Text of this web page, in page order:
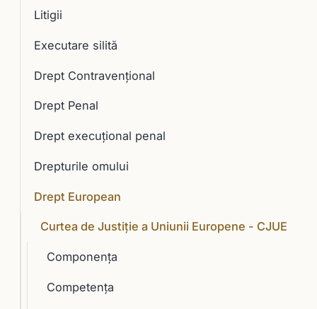
Litigii
Executare silită
Drept Contravențional
Drept Penal
Drept execuţional penal
Drepturile omului
Drept European
Curtea de Justiție a Uniunii Europene - CJUE
Componenţa
Competenţa